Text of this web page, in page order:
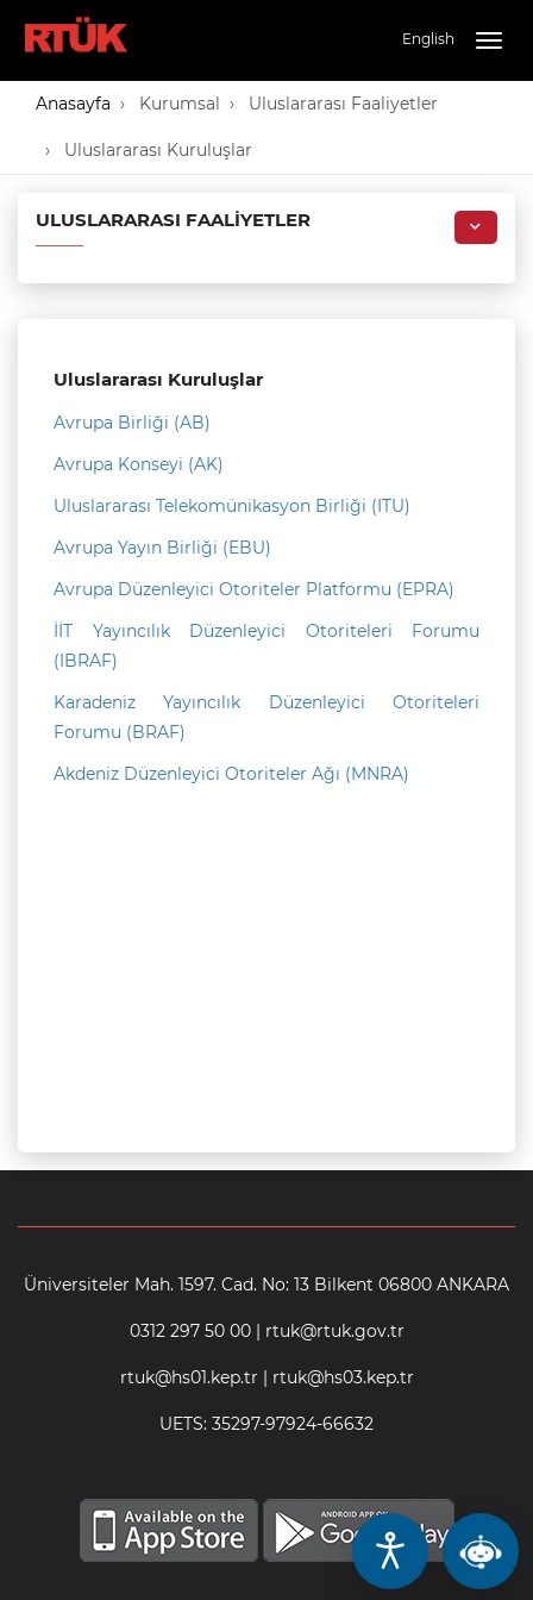
English
Anasayfa Kurumsal Uluslararası Faaliyetler
Uluslararası Kuruluşlar
ULUSLARARASI FAALIYETLER
Uluslararası Kuruluşlar
Avrupa Birliği (AB)
Avrupa Konseyi (AK)
Uluslararası Telekomünikasyon Birliği (ITU)
Avrupa Yayın Birliği (EBU)
Avrupa Düzenleyici Otoriteler Platformu (EPRA)
İİT Yayıncılık Düzenleyici Otoriteleri Forumu
(IBRAF)
Karadeniz Yayıncılık Düzenleyici Otoriteleri
Forumu (BRAF)
Akdeniz Düzenleyici Otoriteler Ağı (MNRA)
Üniversiteler Mah. 1597. Cad. No: 13 Bilkent 06800 ANKARA
0312 297 50 00 | rtuk@rtuk.gov.tr
rtuk@hs01.kep.tr | rtuk@hs03.kep.tr
UETS: 35297-97924-66632